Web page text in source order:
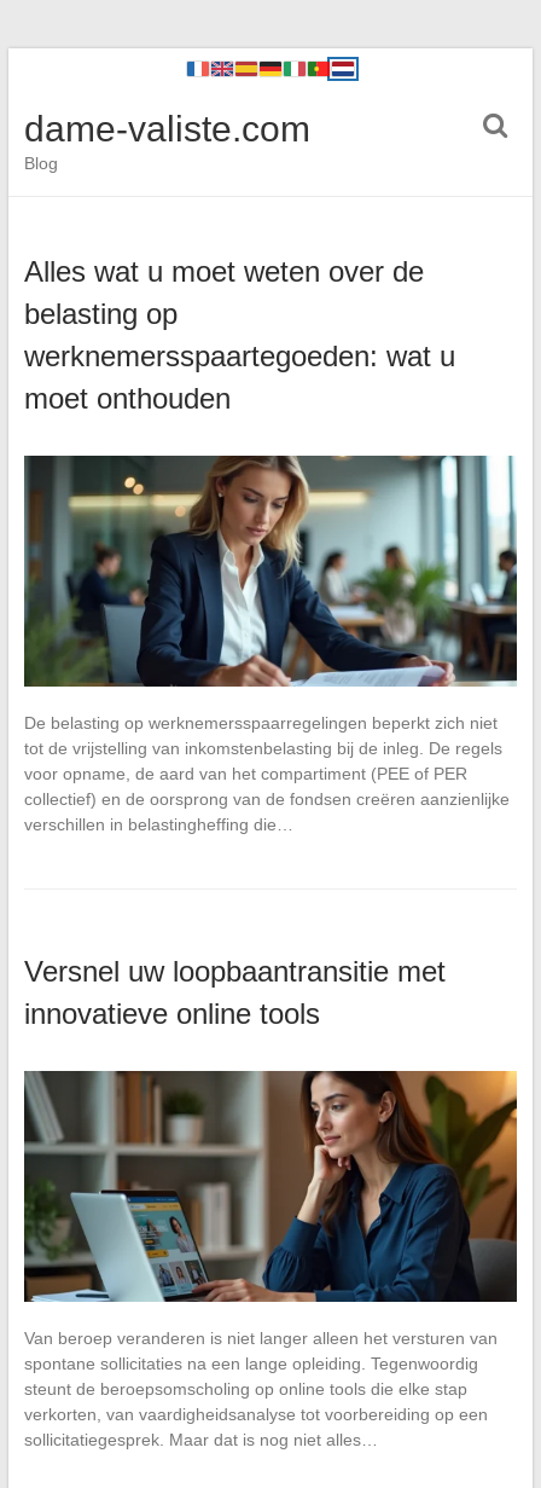
dame-valiste.com
Blog
Alles wat u moet weten over de
belasting op
werknemersspaartegoeden: wat u
moet onthouden
De belasting op werknemersspaarregelingen beperkt zich niet
tot de vrijstelling van inkomstenbelasting bij de inleg. De regels
voor opname, de aard van het compartiment (PEE of PER
collectief) en de oorsprong van de fondsen creëren aanzienlijke
verschillen in belastingheffing die…
Versnel uw loopbaantransitie met
innovatieve online tools
Van beroep veranderen is niet langer alleen het versturen van
spontane sollicitaties na een lange opleiding. Tegenwoordig
steunt de beroepsomscholing op online tools die elke stap
verkorten, van vaardigheidsanalyse tot voorbereiding op een
sollicitatiegesprek. Maar dat is nog niet alles…